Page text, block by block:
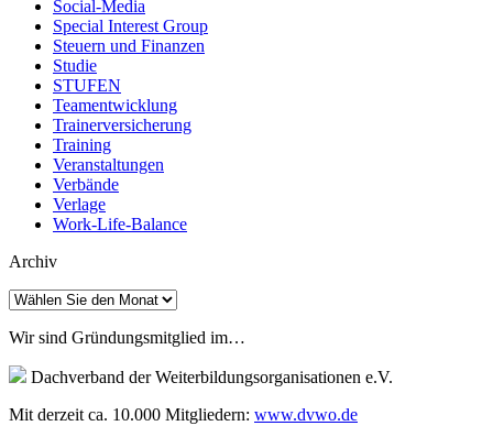
Social-Media
Special Interest Group
Steuern und Finanzen
Studie
STUFEN
Teamentwicklung
Trainerversicherung
Training
Veranstaltungen
Verbände
Verlage
Work-Life-Balance
Archiv
Archiv
Wir sind Gründungsmitglied im…
Dachverband der Weiterbildungsorganisationen e.V.
Mit derzeit ca. 10.000 Mitgliedern: www.dvwo.de